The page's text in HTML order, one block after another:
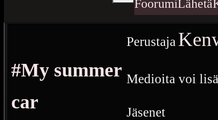
FoorumiLähetä
#My summer
car
Perustaja
Medioita voi
Jäsenet